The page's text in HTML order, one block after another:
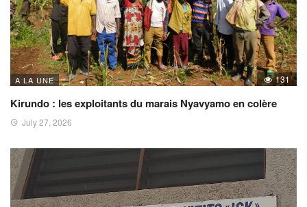
A LA UNE 131
Kirundo : les exploitants du marais Nyavyamo en colère
July 27, 2026